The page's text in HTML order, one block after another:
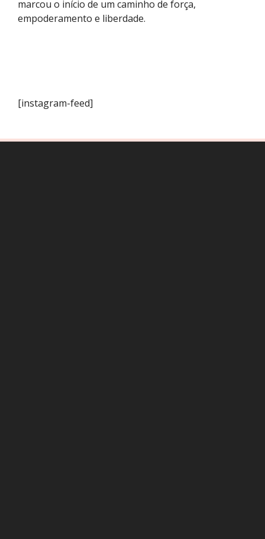
marcou o início de um caminho de força,
empoderamento e liberdade.
[instagram-feed]